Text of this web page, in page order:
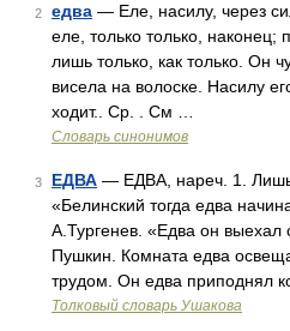
2 едва — Еле, насилу, через
еле, только только, наконец;
лишь только, как только. Он
висела на волоске. Насилу
ходит.. Ср. . См …
Словарь синонимов
3 ЕДВА — ЕДВА, нареч. 1. Лишь
«Белинский тогда едва
А.Тургенев. «Едва он выехал
Пушкин. Комната едва
трудом. Он едва приподнял
Толковый словарь Ушакова